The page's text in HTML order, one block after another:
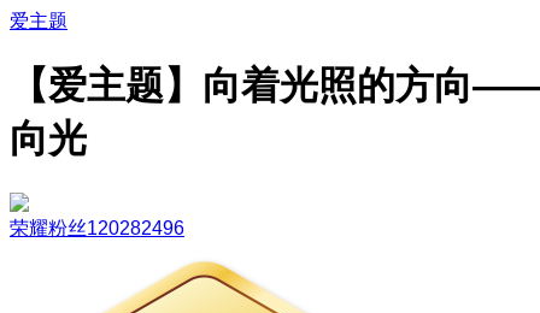
爱主题
【爱主题】向着光照的方向
向光
荣耀粉丝120282496